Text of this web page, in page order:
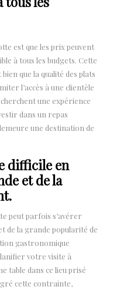
est que les prix peuvent
à tous les budgets. Cette
que la qualité des plats
l’accès à une clientèle
une expérience
dans un repas
une destination de
difficile en
et de la
peut parfois s’avérer
de la grande popularité de
gastronomique
votre visite à
table dans ce lieu prisé
cette contrainte,